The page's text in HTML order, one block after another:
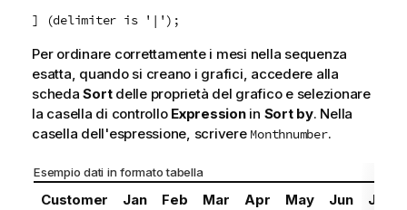
] (delimiter is '|');
Per ordinare correttamente i mesi nella sequenza
esatta, quando si creano i grafici, accedere alla
schedaSortdelle proprietà del grafico e selezionare
la casella di controllo Expressionin Sort by. Nella
casella dell'espressione, scrivere Monthnumber.
Esempio dati in formato tabella
Customer Jan Feb Mar Apr May Jun Jul